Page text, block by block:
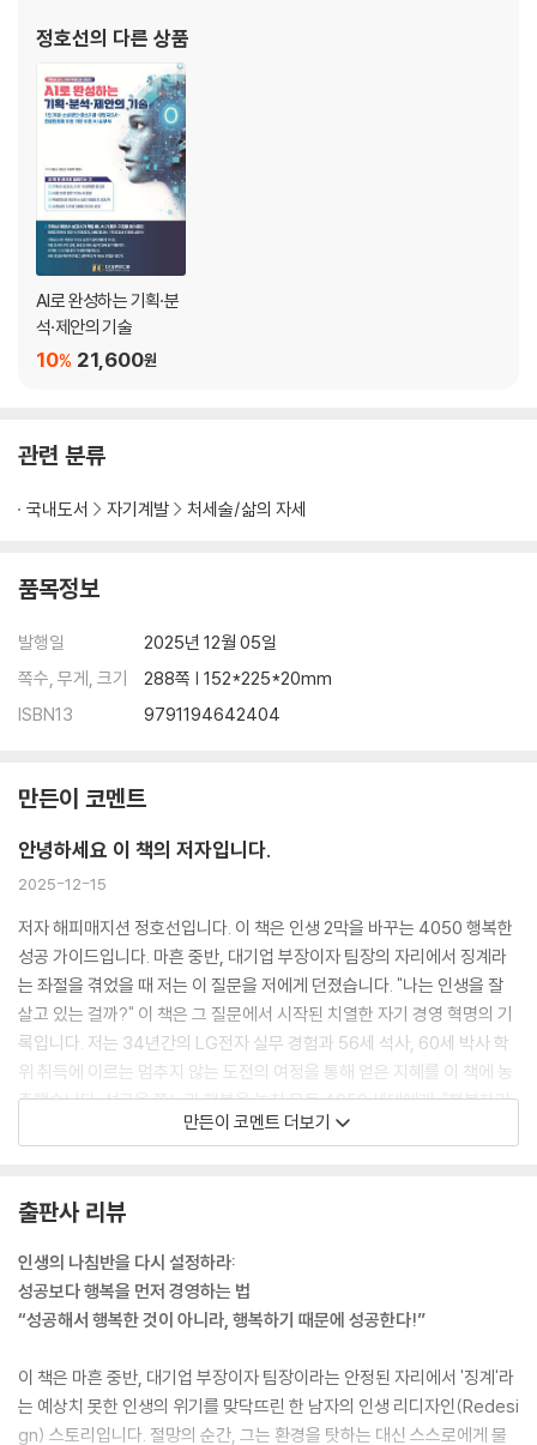
2. 스스로 긍정 자기 선언을 하라
3. 당신 안의 잠재력을 인식하고 발휘하라
4. 도전을 통해 더 큰 기회를 만들어라
5. 생각의 근육, 긍정으로 단련하기
[ 3장 자기 경영 워크시트: 긍정의 스위치 켜기 ]
Part 3. 성장의 속도를 높여라
4장. 열정: 잠들어 있는 성공 유전자를 깨워라 (Real Passion)
“열정은 온도가 아니라 지속성이다”
1. 열정은 성공의 불씨다: 지치지 않는 사람들의 비밀
2. 열정의 불꽃을 꺼뜨리지 않는 법
[ 4장 자기 경영 워크시트: 열정 엔진 지속하기 ]
5장. 학습 : 어제의 나보다 성장하는 무기 (Train Yourself)
1. 평생 학습이 최고의 자기 투자다
3. 효과적인 학습법과 도구를 활용하라
4. 독서는 삶을 변화시키는 가장 확실한 방법이다
5. 좋은 멘토를 찾아 배움을 지속하라
8. AI, 배움의 즐거움을 주다: 새시대의 학습 파트너
Part 4. 성공의 시스템을 구축하라
“좋은 관계가 결국 행복한 성공의 자산이다”
1. 내가 먼저 행복해야 주위 사람도 행복해진다
2. 관계는 감정 계좌에 쌓이는 자산이다
3. 있을 때 잘하자 - 후회 없는 관계 만들기
4. 소통은 인간관계의 핵심이다
5. 관계의 황금률: 대접받고 싶은 대로 대접하라
6. 나눔과 봉사는 더 큰 행복을 만든다
8. 행복경영 컨설턴트로서의 나의 길
[ 6장 자기 경영 워크시트: 관계 자산 관리하기 ]
7장. 습관: 인생을 자동 조종하는 힘 (Organize your day)
“성공은 습관의 다른 이름이다”
1. 긍정적 사고가 삶을 바꾼다
2. 스스로 긍정 자기 선언을 하라
3. 당신 안의 잠재력을 인식하고 발휘하라
아
정호선의 다른 상품
AI로 완성하는 기획·분
석·제안의 기술
21,600원
10%
관련 분류
국내도서 자기계발 처세술/삶의 자세
품목정보
발행일
2025년 12월 05일
쪽수, 무게, 크기
288쪽 | 152*225*20mm
ISBN13
9791194642404
만든이 코멘트
안녕하세요 이 책의 저자입니다.
2025-12-15
저자 해피매지션 정호선입니다. 이 책은 인생 2막을 바꾸는 4050 행복한
성공 가이드입니다. 마흔 중반, 대기업 부장이자 팀장의 자리에서 징계라
는 좌절을 겪었을 때 저는 이 질문을 저에게 던졌습니다. "나는 인생을 잘
살고 있는 걸까?" 이 책은 그 질문에서 시작된 치열한 자기 경영 혁명의 기
록입니다. 저는 34년간의 LG전자 실무 경험과 56세 석사, 60세 박사 학
위 취득에 이르는 멈추지 않는 도전의 여정을 통해 얻은 지혜를 이 책에 농
축했습니다. 성공을 쫓느라 행복을 놓친 모든 4050 세대에게, "행복하기
때문에 성공한다"는 역설적인 성공 공식을 제시하고자 했습니다. 성공을
를 이기기 위해 학습하며(Train Yourself), 관계를 자산으로 만들고(Net
Day), 실행으로 증명하는(Walk the Talk) START NOW 8단계를 따라
가다 보면, 여러분의 인생 2막이 시작됩니다. 성공의 목표 설정부터, 열정
엔진을 지속하는 습관 시스템 구축, 관계 자산을 키우는 지혜까지, 당신의
습니다. 오늘, 여러분의 인생 후반전은 이 책과 함께 다시 시작됩니다. 지금
시작하십시오. START NOW
만든이 코멘트 더보기
출판사 리뷰
인생의 나침반을 다시 설정하라:
성공보다 행복을 먼저 경영하는 법
“성공해서 행복한 것이 아니라, 행복하기 때문에 성공한다!”
이 책은 마흔 중반, 대기업 부장이자 팀장이라는 안정된 자리에서 '징계'라
는 예상치 못한 인생의 위기를 맞닥뜨린 한 남자의 인생 리디자인(Redesi
gn) 스토리입니다. 절망의 순간, 그는 환경을 탓하는 대신 스스로에게 물